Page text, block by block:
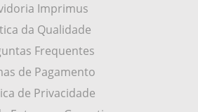
Imprimus
da Qualidade
Frequentes
de Pagamento
de Privacidade